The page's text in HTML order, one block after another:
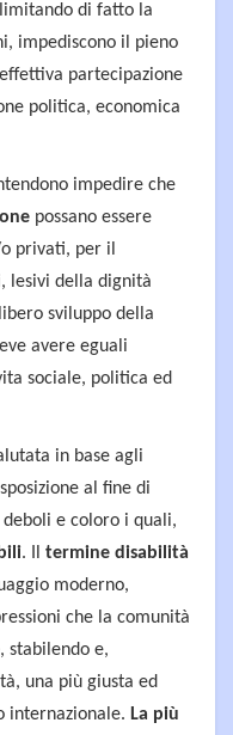
di fatto la
impediscono il pieno
partecipazione
politica, economica
impedire che
possano essere
privati, per il
lesivi della dignità
sviluppo della
avere eguali
sociale, politica ed
in base agli
al fine di
e coloro i quali,
. Il termine disabilità
moderno,
che la comunità
stabilendo e,
una più giusta ed
internazionale. La più